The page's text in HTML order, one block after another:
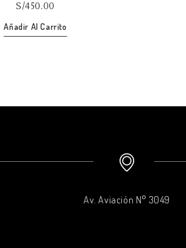
5S/450.00
Añadir Al Carrito
Av. Aviación N° 3049